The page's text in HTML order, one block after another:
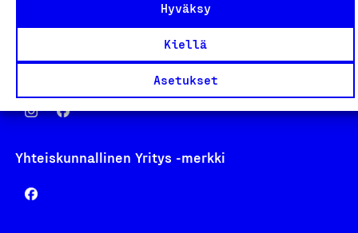
Hyväksy
Kiellä
Asetukset
Yhteiskunnallinen Yritys -merkki